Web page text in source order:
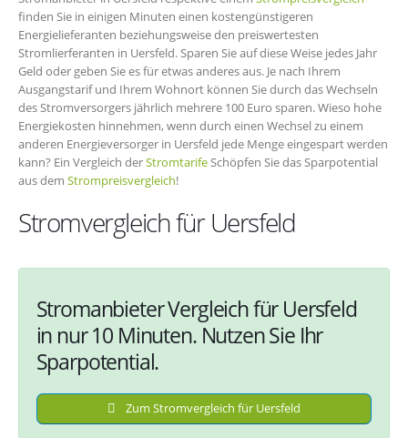
finden Sie in einigen Minuten einen kostengünstigeren
Energielieferanten beziehungsweise den preiswertesten
Stromlierferanten in Uersfeld. Sparen Sie auf diese Weise jedes Jahr
Geld oder geben Sie es für etwas anderes aus. Je nach Ihrem
Ausgangstarif und Ihrem Wohnort können Sie durch das Wechseln
des Stromversorgers jährlich mehrere 100 Euro sparen. Wieso hohe
Energiekosten hinnehmen, wenn durch einen Wechsel zu einem
anderen Energieversorger in Uersfeld jede Menge eingespart werden
kann? Ein Vergleich derStromtarife Schöpfen Sie das Sparpotential
aus dem Strompreisvergleich!
Stromvergleich für Uersfeld
Stromanbieter Vergleich für Uersfeld
in nur 10 Minuten. Nutzen Sie Ihr
Sparpotential.
Zum Stromvergleich für Uersfeld